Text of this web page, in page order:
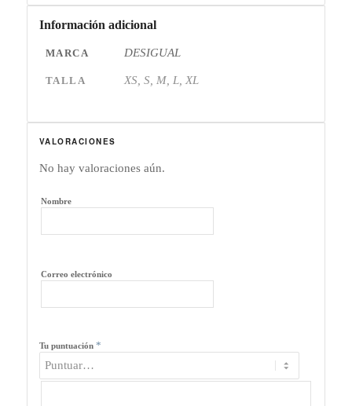
Información adicional
MARCA DESIGUAL
TALLA XS, S, M, L, XL
VALORACIONES
No hay valoraciones aún.
Nombre
Correo electrónico
Tu puntuación *